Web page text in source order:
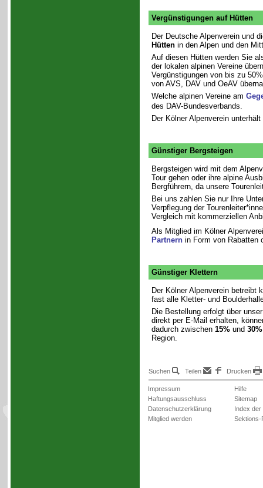
Vergünstigungen auf Hütten
Der Deutsche Alpenverein und
Hüttenin den Alpen und den
Auf diesen Hütten werden Sie
der lokalen alpinen Vereine
Vergünstigungen von bis zu
von AVS, DAV und OeAV
Welche alpinen Vereine am
des DAV-Bundesverbands.
Der Kölner Alpenverein
Günstiger Bergsteigen
Bergsteigen wird mit dem
Tour gehen oder ihre alpine
Bergführern, da unsere
Bei uns zahlen Sie nur Ihre
Verpflegung der
Vergleich mit kommerziellen
Als Mitglied im Kölner
Partnernin Form von Rabatten
Günstiger Klettern
Der Kölner Alpenverein betreibt
fast alle Kletter- und
Die Bestellung erfolgt über
direkt per E-Mail erhalten,
dadurch zwischen 15%und 30%
Region.
Suchen Teilen Drucken
Impressum
Haftungsausschluss
Datenschutzerklärung
Mitglied werden
Hilfe
Sitemap
Index der
Sektions-